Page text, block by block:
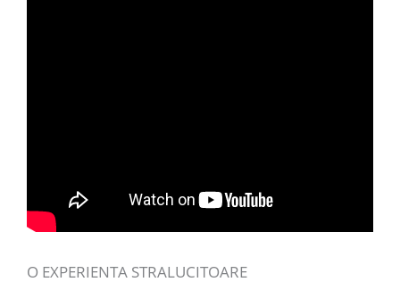
O EXPERIENTA STRALUCITOARE